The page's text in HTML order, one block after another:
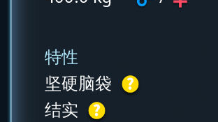
特性
坚硬脑袋
结实